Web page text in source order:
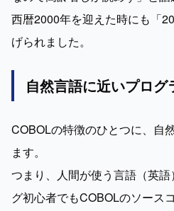
西暦2000年を迎えた時にも「
げられました。
自然言語に近いプログ
COBOLの特徴のひとつに、自
ます。
つまり、人間が使う言語（英
グ初心者でもCOBOLのソース